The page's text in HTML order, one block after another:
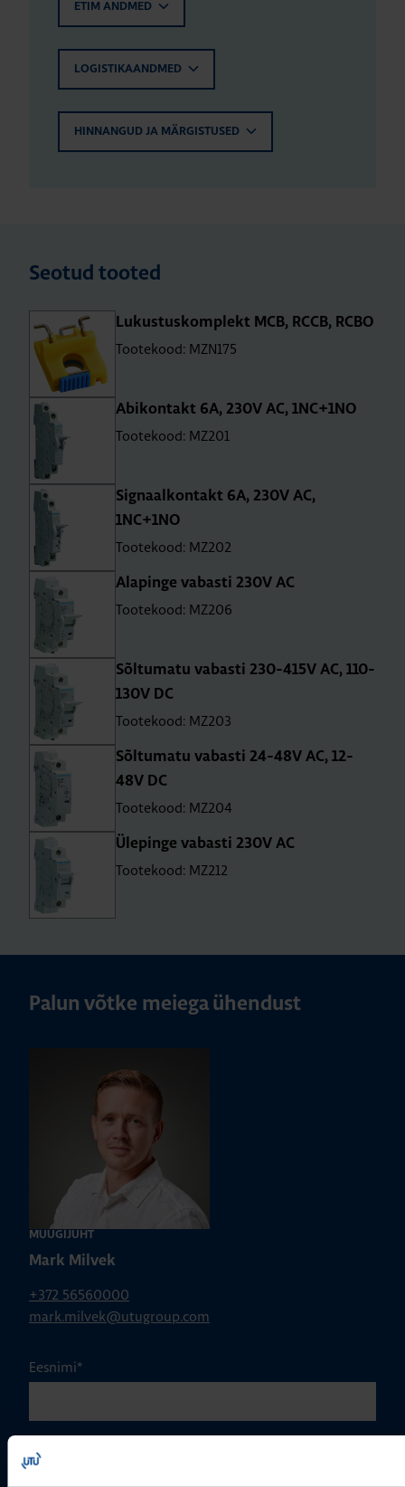
ETIM ANDMED
LOGISTIKAANDMED
HINNANGUD JA MÄRGISTUSED
Seotud tooted
Lukus­tus­komp­lekt MCB, RCCB, RCBO
Tootekood: MZN175
Abi­kon­takt 6A, 230V AC, 1NC+1NO
Tootekood: MZ201
Sig­naal­kon­takt 6A, 230V AC,
1NC+1NO
Tootekood: MZ202
Ala­pinge vabasti 230V AC
Tootekood: MZ206
Sõl­tu­matu vabasti 230-415V AC, 110-
130V DC
Tootekood: MZ203
Sõl­tu­matu vabasti 24-48V AC, 12-
48V DC
Tootekood: MZ204
Üle­pinge vabasti 230V AC
Tootekood: MZ212
Palun võtke meiega ühendust
MÜÜGIJUHT
Mark Milvek
+372 56560000
mark.milvek@utugroup.com
Eesnimi*